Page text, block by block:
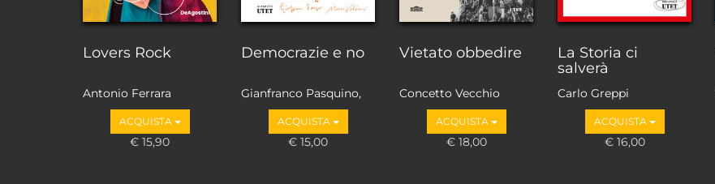
Lovers Rock
Antonio Ferrara
ACQUISTA
€ 15,90
Democrazie e no
Gianfranco Pasquino,
Marco Valbruzzi
ACQUISTA
€ 15,00
Vietato obbedire
Concetto Vecchio
ACQUISTA
€ 18,00
La Storia ci
salverà
Carlo Greppi
ACQUISTA
€ 16,00